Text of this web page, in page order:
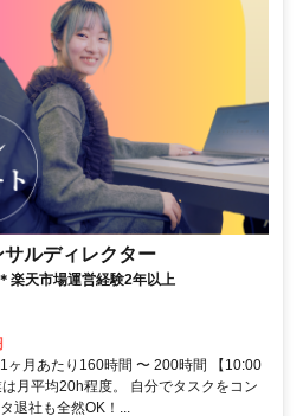
ルディレクター
楽天市場運営経験2年以上
ヶ月あたり160時間 〜 200時間 【10:00
月平均20h程度。 自分でタスクをコン
退社も全然OK！...